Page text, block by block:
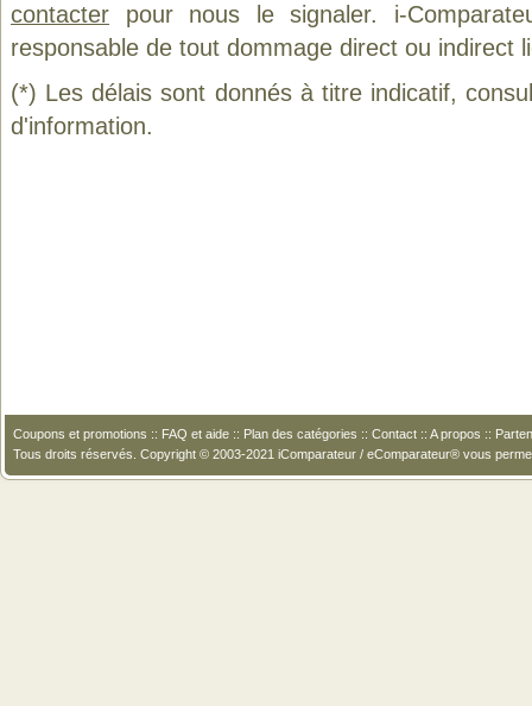
contacter pour nous le signaler. i-
responsable de tout dommage direct ou indirect
(*) Les délais sont donnés à titre indicatif,
d'information.
Coupons et promotions :: FAQ et aide :: Plan des catégories :: Contact :: A propos ::
Tous droits réservés. Copyright © 2003-2021 iComparateur / eComparateur® vous